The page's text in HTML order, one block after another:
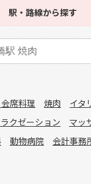
駅・路線から探す
席料理 焼肉 イタ
ラクゼーション マッ
動物病院 会計事務